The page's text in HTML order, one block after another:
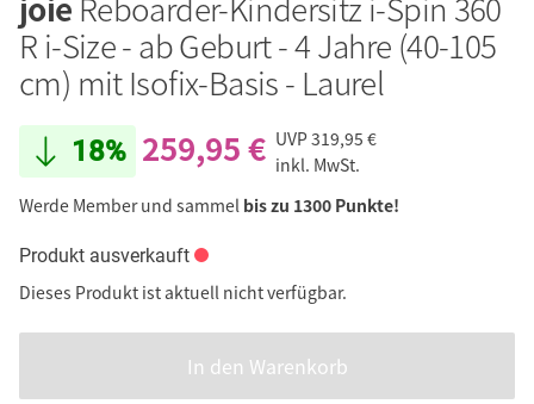
R i-Size - ab Geburt - 4 Jahre (40-105
cm) mit Isofix-Basis - Laurel
18% 259,95 € UVP319,95 €
inkl. MwSt.
Werde Member und sammel bis zu 1300 Punkte!
Produkt ausverkauft
Dieses Produkt ist aktuell nicht verfügbar.
In den Warenkorb